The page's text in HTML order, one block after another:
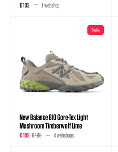
€ 103 1 webshop
Sale
New Balance 610 Gore-Tex Light
Mushroom Timberwolf Lime
€ 108 € 180 4 webshops